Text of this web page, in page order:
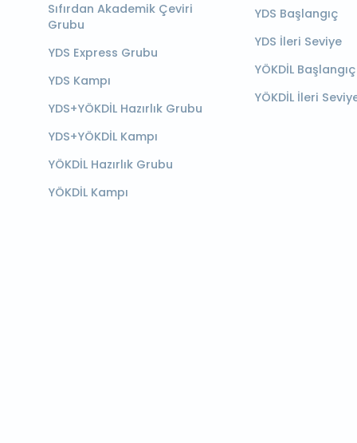
Sıfırdan Akademik Çeviri
Grubu
YDS Express Grubu
YDS Kampı
YDS+YÖKDİL Hazırlık Grubu
YDS+YÖKDİL Kampı
YÖKDİL Hazırlık Grubu
YÖKDİL Kampı
YDS Başlangıç
YDS İleri Seviye
YÖKDİL Başlangıç
YÖKDİL İleri